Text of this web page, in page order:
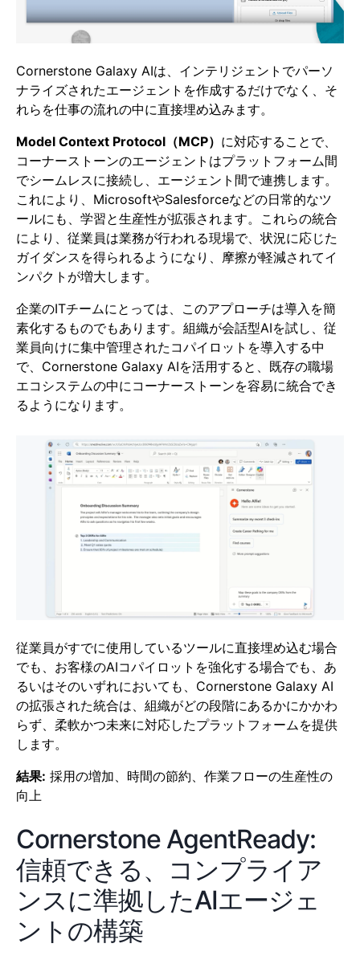
Cornerstone Galaxy AIは、インテリジェントでパーソ
ナライズされたエージェントを作成するだけでなく、そ
れらを仕事の流れの中に直接埋め込みます。
Model Context Protocol（MCP） に対応することで、
コーナーストーンのエージェントはプラットフォーム間
でシームレスに接続し、エージェント間で連携します。
これにより、MicrosoftやSalesforceなどの日常的なツ
ールにも、学習と生産性が拡張されます。これらの統合
により、従業員は業務が行われる現場で、状況に応じた
ガイダンスを得られるようになり、摩擦が軽減されてイ
ンパクトが増大します。
企業のITチームにとっては、このアプローチは導入を簡
素化するものでもあります。組織が会話型AIを試し、従
業員向けに集中管理されたコパイロットを導入する中
で、Cornerstone Galaxy AIを活用すると、既存の職場
エコシステムの中にコーナーストーンを容易に統合でき
るようになります。
従業員がすでに使用しているツールに直接埋め込む場合
でも、お客様のAIコパイロットを強化する場合でも、あ
るいはそのいずれにおいても、Cornerstone Galaxy AI
の拡張された統合は、組織がどの段階にあるかにかかわ
らず、柔軟かつ未来に対応したプラットフォームを提供
します。
結果: 採用の増加、時間の節約、作業フローの生産性の
向上
Cornerstone AgentReady:
信頼できる、コンプライア
ンスに準拠したAIエージェ
ントの構築